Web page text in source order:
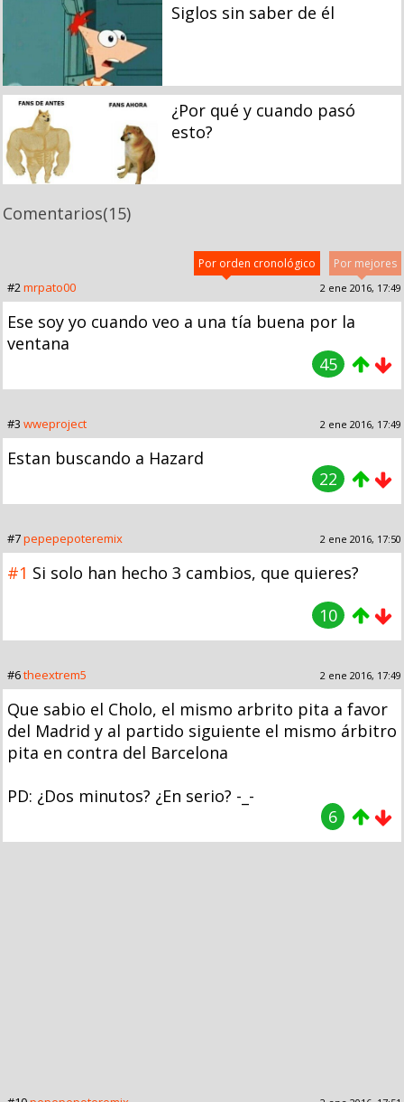
Siglos sin saber de él
¿Por qué y cuando pasó
esto?
Comentarios(15)
Por mejores
Por orden cronológico
#2mrpato00 2 ene 2016, 17:49
Ese soy yo cuando veo a una tía buena por la
ventana
45
#3 wweproject 2 ene 2016, 17:49
Estan buscando a Hazard
22
#7pepepepoteremix 2 ene 2016, 17:50
#1 Si solo han hecho 3 cambios, que quieres?
10
#6theextrem5 2 ene 2016, 17:49
Que sabio el Cholo, el mismo arbrito pita a favor
del Madrid y al partido siguiente el mismo árbitro
pita en contra del Barcelona
PD: ¿Dos minutos? ¿En serio? -_-
6